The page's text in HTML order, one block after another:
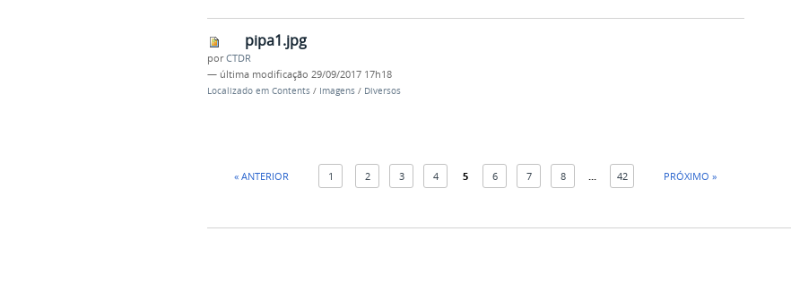
pipa1.jpg
porCTDR
— última modificação 29/09/2017 17h18
Localizado em Contents / Imagens / Diversos
« ANTERIOR 1 2 3 4 5 6 7 8 42 PRÓXIMO »